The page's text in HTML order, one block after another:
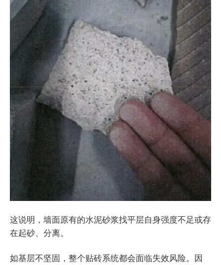
这说明，墙面原有的水泥砂浆找平层自身强度不足或存
在起砂、分离。
如基层不坚固，整个贴砖系统都会面临失效风险。因